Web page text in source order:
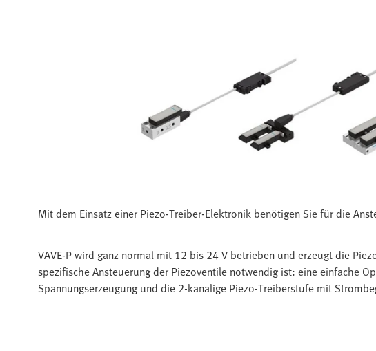
Mit dem Einsatz einer Piezo-Treiber-Elektronik benötigen Sie für die
VAVE-P wird ganz normal mit 12 bis 24 V betrieben und erzeugt die
spezifische Ansteuerung der Piezoventile notwendig ist: eine einfache
Spannungserzeugung und die 2-kanalige Piezo-Treiberstufe mit